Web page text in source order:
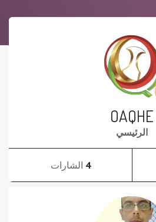
OAQHE
الرئيسي
4 الشارات